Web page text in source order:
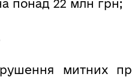
понад 22 млн грн;
митних